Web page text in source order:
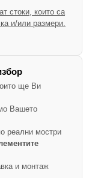
стоки, които са
и/или размери.
ще Ви
Вашето
реални мостри
и монтаж